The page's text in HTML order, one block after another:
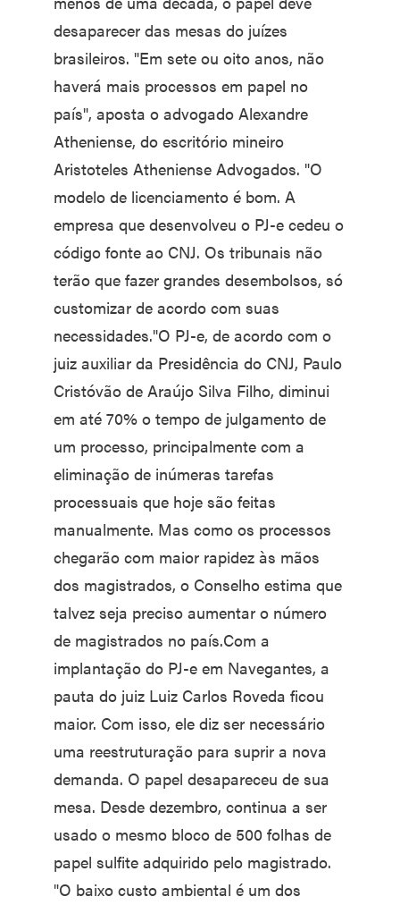
desaparecer das mesas do juízes
brasileiros. "Em sete ou oito anos, não
haverá mais processos em papel no
país", aposta o advogado Alexandre
Atheniense, do escritório mineiro
Aristoteles Atheniense Advogados. "O
modelo de licenciamento é bom. A
empresa que desenvolveu o PJ-e cedeu o
código fonte ao CNJ. Os tribunais não
terão que fazer grandes desembolsos, só
customizar de acordo com suas
necessidades."O PJ-e, de acordo com o
juiz auxiliar da Presidência do CNJ, Paulo
Cristóvão de Araújo Silva Filho, diminui
em até 70% o tempo de julgamento de
um processo, principalmente com a
eliminação de inúmeras tarefas
processuais que hoje são feitas
manualmente. Mas como os processos
chegarão com maior rapidez às mãos
dos magistrados, o Conselho estima que
talvez seja preciso aumentar o número
de magistrados no país.Com a
implantação do PJ-e em Navegantes, a
pauta do juiz Luiz Carlos Roveda ficou
maior. Com isso, ele diz ser necessário
uma reestruturação para suprir a nova
demanda. O papel desapareceu de sua
mesa. Desde dezembro, continua a ser
usado o mesmo bloco de 500 folhas de
papel sulfite adquirido pelo magistrado.
"O baixo custo ambiental é um dos